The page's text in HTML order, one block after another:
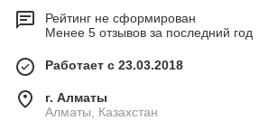
Рейтинг не сформирован
Менее 5 отзывов за последний год
Работает с 23.03.2018
г. Алматы
Алматы, Казахстан